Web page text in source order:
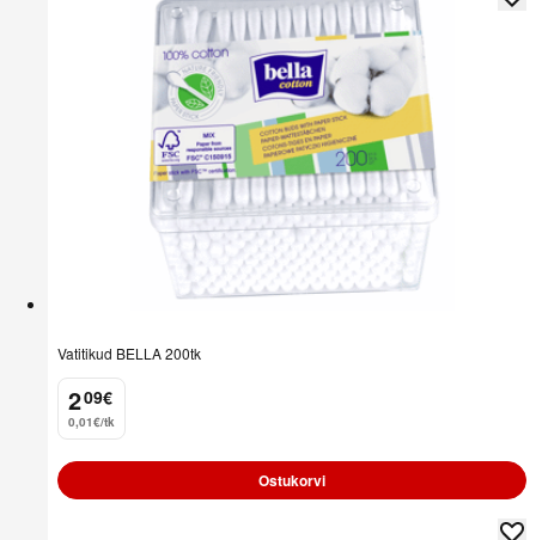
Vatitikud BELLA 200tk
2
. 09€
0,01€/tk
Ostukorvi